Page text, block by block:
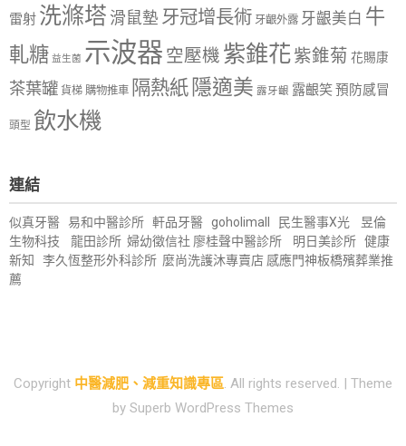
雷射 洗滌塔 滑鼠墊 牙冠增長術 牙齦外露 牙齦美白 牛
軋糖 益生菌 示波器 空壓機 紫錐花紫錐菊 花賜康
茶葉罐 貨梯 購物推車 隔熱紙 隱適美 露牙齦 露齦笑預防感冒
頭型 飲水機
連結
似真牙醫 易和中醫診所 軒品牙醫 goholimall 民生醫事X光
昱倫
生物科技
龍田診所 婦幼徵信社 廖桂聲中醫診所 明日美診所 健康
新知
李久恆整形外科診所 麼尚洗護沐專賣店 感應門神板橋殯葬業推
薦
Copyright 中醫減肥、減重知識專區 . All rights reserved. | Theme
by Superb WordPress Themes